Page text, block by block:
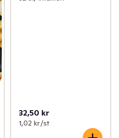
32,50 kr
1,02 kr /st